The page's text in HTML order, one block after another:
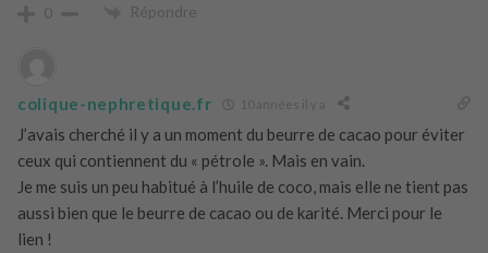
0 Répondre
colique-nephretique.fr 10 années il y a
J’avais cherché il y a un moment du beurre de cacao pour éviter
ceux qui contiennent du « pétrole ». Mais en vain.
Je me suis un peu habitué à l’huile de coco, mais elle ne tient pas
aussi bien que le beurre de cacao ou de karité. Merci pour le
lien !